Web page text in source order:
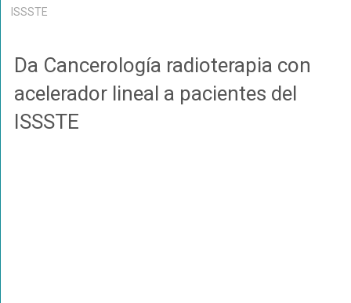
ISSSTE
Da Cancerología radioterapia con
acelerador lineal a pacientes del
ISSSTE